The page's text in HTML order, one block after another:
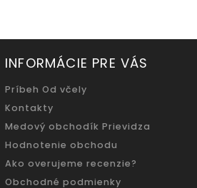
INFORMÁCIE PRE VÁS
Príbeh Od včely
Kontakty
Medový obchodík Prievidza
Hodnotenie obchodu
Ako overujeme recenzie?
Obchodné podmienky